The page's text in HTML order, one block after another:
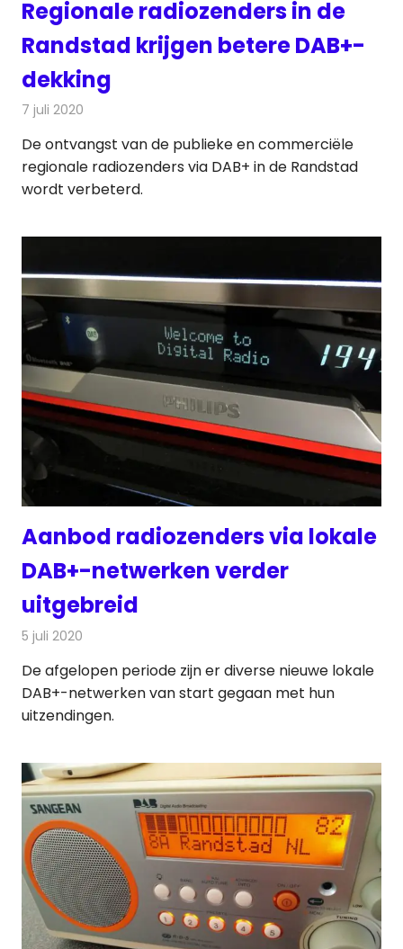
Regionale radiozenders in de
Randstad krijgen betere DAB+-
dekking
7 juli 2020
De ontvangst van de publieke en commerciële
regionale radiozenders via DAB+ in de Randstad
wordt verbeterd.
Aanbod radiozenders via lokale
DAB+-netwerken verder
uitgebreid
5 juli 2020
De afgelopen periode zijn er diverse nieuwe lokale
DAB+-netwerken van start gegaan met hun
uitzendingen.